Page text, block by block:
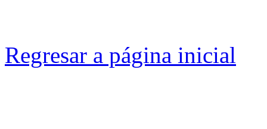
Regresar a página inicial